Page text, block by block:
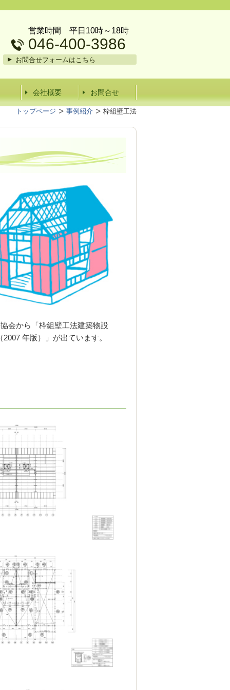
営業時間 平日10時～18時
046-400-3986
お問合せフォームはこちら
会社概要 お問合せ
トップページ 事例紹介 枠組壁工法
会から
「枠組壁工法建築物設
年版）」が出ています。